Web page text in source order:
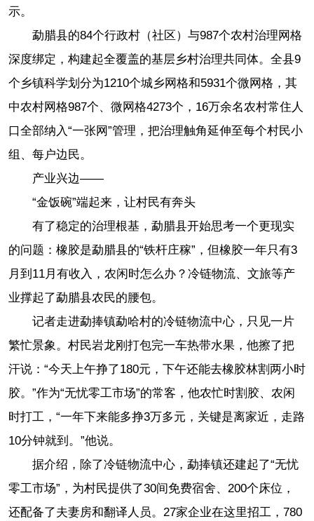
示。
勐腊县的84个行政村（社区）与987个农村治理网格
深度绑定，构建起全覆盖的基层乡村治理共同体。全县9
个乡镇科学划分为1210个城乡网格和5931个微网格，其
中农村网格987个、微网格4273个，16万余名农村常住人
口全部纳入“一张网”管理，把治理触角延伸至每个村民小
组、每户边民。
产业兴边——
“金饭碗”端起来，让村民有奔头
有了稳定的治理根基，勐腊县开始思考一个更现实
的问题：橡胶是勐腊县的“铁杆庄稼”，但橡胶一年只有3
月到11月有收入，农闲时怎么办？冷链物流、文旅等产
业撑起了勐腊县农民的腰包。
记者走进勐捧镇勐哈村的冷链物流中心，只见一片
繁忙景象。村民岩龙刚打包完一车热带水果，他擦了把
汗说：“今天上午挣了180元，下午还能去橡胶林割两小时
胶。”作为“无忧零工市场”的常客，他农忙时割胶、农闲
时打工，“一年下来能多挣3万多元，关键是离家近，走路
10分钟就到。”他说。
据介绍，除了冷链物流中心，勐捧镇还建起了“无忧
零工市场”，为村民提供了30间免费宿舍、200个床位，
还配备了夫妻房和翻译人员。27家企业在这里招工，780